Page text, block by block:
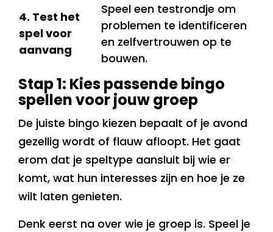
4. Test het
spel voor
aanvang
Speel een testrondje om
problemen te identificeren
en zelfvertrouwen op te
bouwen.
Stap 1: Kies passende bingo
spellen voor jouw groep
De juiste bingo kiezen bepaalt of je avond
gezellig wordt of flauw afloopt. Het gaat
erom dat je speltype aansluit bij wie er
komt, wat hun interesses zijn en hoe je ze
wilt laten genieten.
Denk eerst na over wie je groep is. Speel je